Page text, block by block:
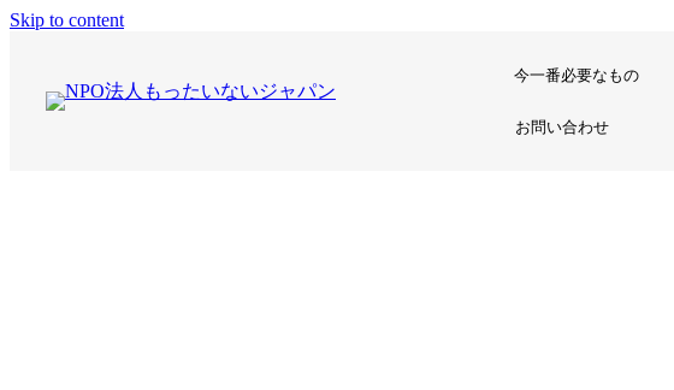
Skip to content
今一番必要なもの
お問い合わせ